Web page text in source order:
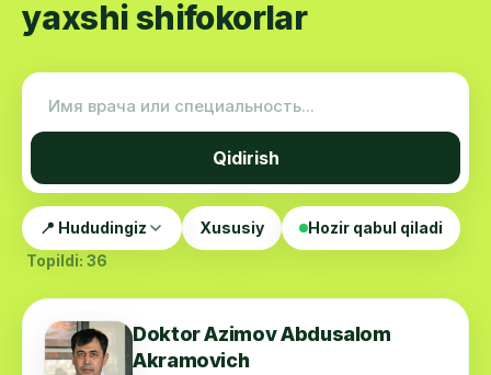
yaxshi shifokorlar
Qidirish
📍 Hududingiz Xususiy
Hozir qabul qiladi
Topildi: 36
Doktor Azimov Abdusalom
Akramovich